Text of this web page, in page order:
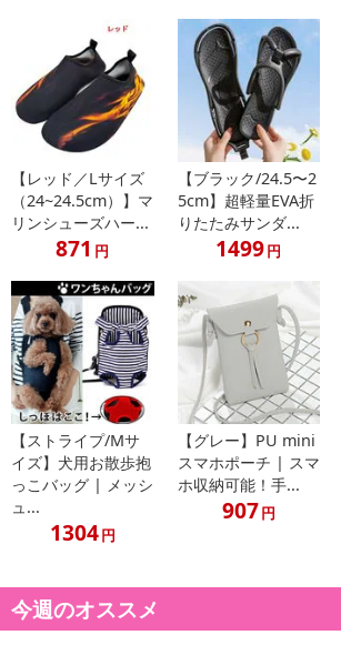
注意事項
【賞味・消費期限のある商品について】
商品到着時点でのお日持ち期間は、配送日数な
【キャンセルについて】
※お申込み後のキャンセルはお受けできません。
にご納得いただきましたうえでお申し込みく
※パッケージ変更や商品リニューアル（成分な
参考の掲載画像や画像内のバーコードなど、
る場合がございます。
また、[新たな加工食品の原料原産地表示制度]
了により、商品詳細内に記載の原産国・原材
合がございます。
あらかじめご了承いただいた上でお申込みく
によるお申込み後のキャンセル・返品交換は対
【お支払いについて】
イントがご利用いただけます。
【レッド／Lサイズ
（24~24.5cm）】マ
リンシューズハー...
871 円
【ブラック/24.5〜2
5cm】超軽量EVA折
りたたみサンダ...
1499円
【ストライプ/Mサ
イズ】犬用お散歩抱
っこバッグ | メッシ
ュ...
1304円
【グレー】PU mini
スマホポーチ | スマ
ホ収納可能！手...
907円
今週のオススメ